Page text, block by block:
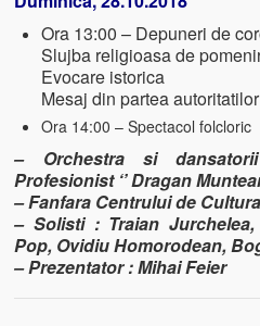
Ora 13:00 – Depuneri de
Slujba religioasa de
Evocare istorica
Mesaj din partea autoritatilor
Ora 14:00 – Spectacol folcloric
– Orchestra si
Profesionist ‘’ Dragan
– Fanfara Centrului de
– Solisti : Traian
Pop, Ovidiu Homorodean,
– Prezentator : Mihai Feier